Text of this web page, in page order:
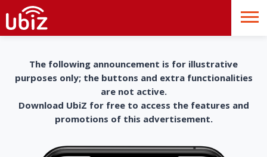
The following announcement is for illustrative
purposes only; the buttons and extra functionalities
are not active.
Download UbiZ for free to access the features and
promotions of this advertisement.